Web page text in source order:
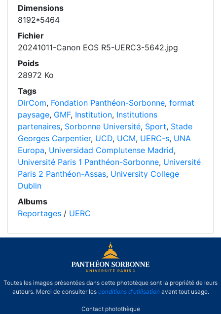
Dimensions
8192*5464
Fichier
20241011-Canon EOS R5-UERC3-5642.jpg
Poids
28972 Ko
Tags
DirCom, Fondation Panthéon-Sorbonne, format
paysage, GMF, Institution, Institutions
partenaires, Sorbonne Université, Sport, Stade
Georges Carpentier, UCD, UCM, UERC-s, UNA
Europa, Universidad Complutense Madrid,
Université Paris 1 Panthéon-Sorbonne, Université
Paris 2 Panthéon-Assas, University College
Dublin
Albums
Reportages / UERC
Toutes les images présentées dans cette phototèque sont la propriété de leurs
auteurs. Merci de consulter les conditions d'utilisationavant tout usage.
Contact photothèque